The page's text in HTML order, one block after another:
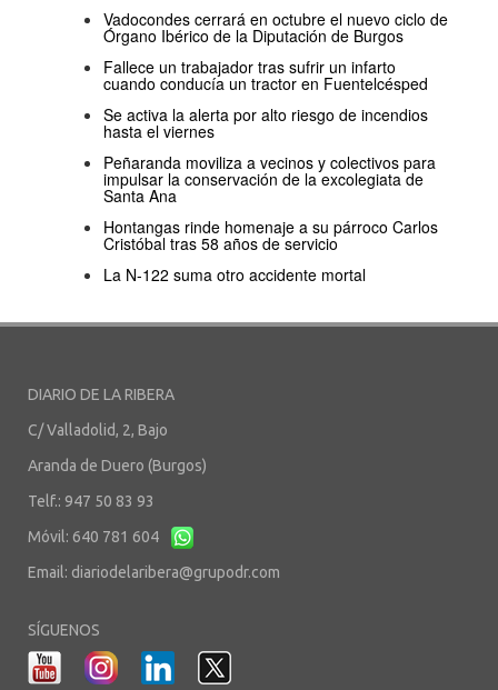
Vadocondes cerrará en octubre el nuevo ciclo de
Órgano Ibérico de la Diputación de Burgos
Fallece un trabajador tras sufrir un infarto
cuando conducía un tractor en Fuentelcésped
Se activa la alerta por alto riesgo de incendios
hasta el viernes
Peñaranda moviliza a vecinos y colectivos para
impulsar la conservación de la excolegiata de
Santa Ana
Hontangas rinde homenaje a su párroco Carlos
Cristóbal tras 58 años de servicio
La N-122 suma otro accidente mortal
DIARIO DE LA RIBERA
C/ Valladolid, 2, Bajo
Aranda de Duero (Burgos)
Telf.: 947 50 83 93
Móvil: 640 781 604
Email: diariodelaribera@grupodr.com
SÍGUENOS